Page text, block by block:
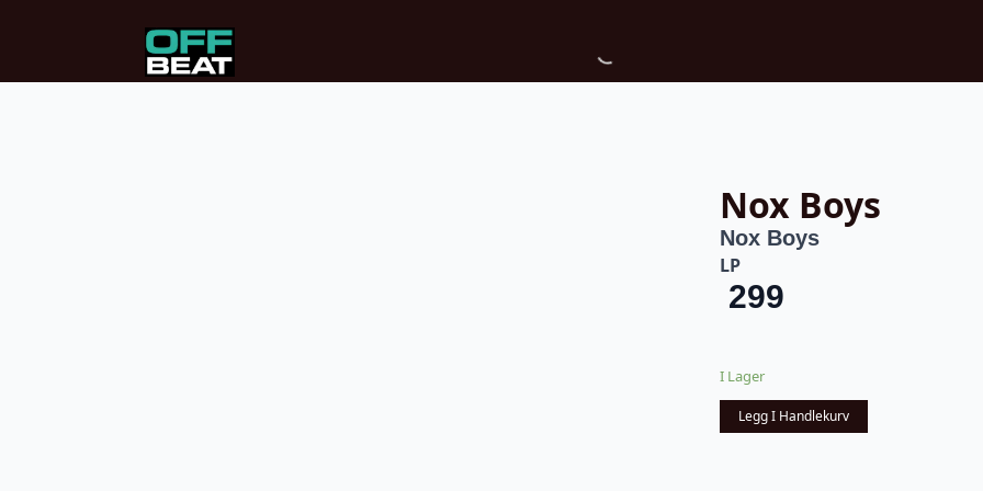
Nox Boys
Nox Boys
LP
299
I Lager
Legg I Handlekurv